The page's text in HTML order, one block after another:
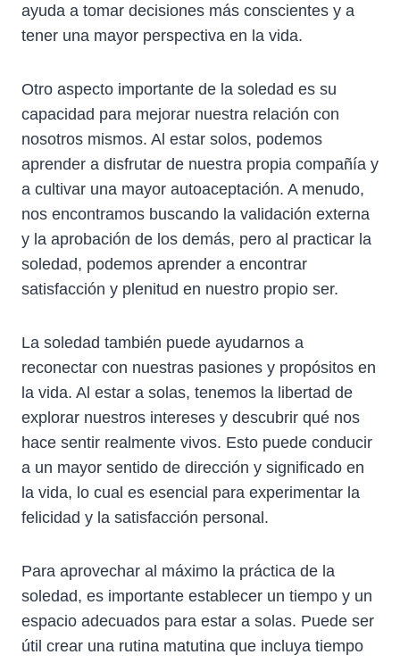
ayuda a tomar decisiones más conscientes y a
tener una mayor perspectiva en la vida.
Otro aspecto importante de la soledad es su
capacidad para mejorar nuestra relación con
nosotros mismos. Al estar solos, podemos
aprender a disfrutar de nuestra propia compañía y
a cultivar una mayor autoaceptación. A menudo,
nos encontramos buscando la validación externa
y la aprobación de los demás, pero al practicar la
soledad, podemos aprender a encontrar
satisfacción y plenitud en nuestro propio ser.
La soledad también puede ayudarnos a
reconectar con nuestras pasiones y propósitos en
la vida. Al estar a solas, tenemos la libertad de
explorar nuestros intereses y descubrir qué nos
hace sentir realmente vivos. Esto puede conducir
a un mayor sentido de dirección y significado en
la vida, lo cual es esencial para experimentar la
felicidad y la satisfacción personal.
Para aprovechar al máximo la práctica de la
soledad, es importante establecer un tiempo y un
espacio adecuados para estar a solas. Puede ser
útil crear una rutina matutina que incluya tiempo